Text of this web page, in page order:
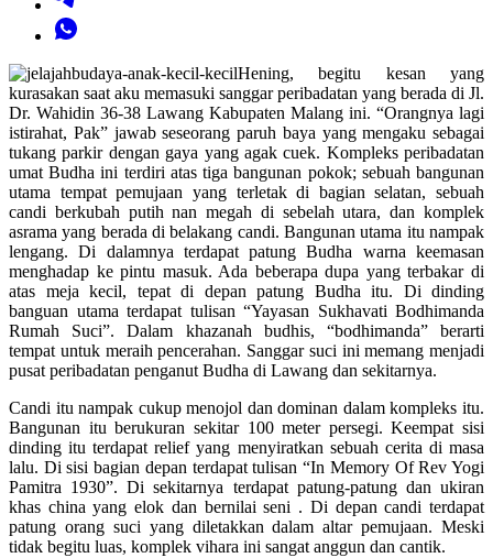
Hening, begitu kesan yang
kurasakan saat aku memasuki sanggar peribadatan yang berada di Jl.
Dr. Wahidin 36-38 Lawang Kabupaten Malang ini. “Orangnya lagi
istirahat, Pak” jawab seseorang paruh baya yang mengaku sebagai
tukang parkir dengan gaya yang agak cuek. Kompleks peribadatan
umat Budha ini terdiri atas tiga bangunan pokok; sebuah bangunan
utama tempat pemujaan yang terletak di bagian selatan, sebuah
candi berkubah putih nan megah di sebelah utara, dan komplek
asrama yang berada di belakang candi. Bangunan utama itu nampak
lengang. Di dalamnya terdapat patung Budha warna keemasan
menghadap ke pintu masuk. Ada beberapa dupa yang terbakar di
atas meja kecil, tepat di depan patung Budha itu. Di dinding
banguan utama terdapat tulisan “Yayasan Sukhavati Bodhimanda
Rumah Suci”. Dalam khazanah budhis, “bodhimanda” berarti
tempat untuk meraih pencerahan. Sanggar suci ini memang menjadi
pusat peribadatan penganut Budha di Lawang dan sekitarnya.
Candi itu nampak cukup menojol dan dominan dalam kompleks itu.
Bangunan itu berukuran sekitar 100 meter persegi. Keempat sisi
dinding itu terdapat relief yang menyiratkan sebuah cerita di masa
lalu. Di sisi bagian depan terdapat tulisan “In Memory Of Rev Yogi
Pamitra 1930”. Di sekitarnya terdapat patung-patung dan ukiran
khas china yang elok dan bernilai seni . Di depan candi terdapat
patung orang suci yang diletakkan dalam altar pemujaan. Meski
tidak begitu luas, komplek vihara ini sangat anggun dan cantik.